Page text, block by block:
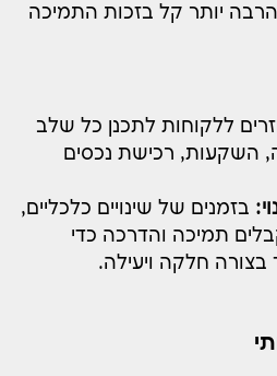
יותר קל בזכות התמיכה
ללקוחות לתכנן כל שלב
השקעות, רכישת נכסים
בזמנים של שינויים כלכליים,
תמיכה והדרכה כדי
חלקה ויעילה.